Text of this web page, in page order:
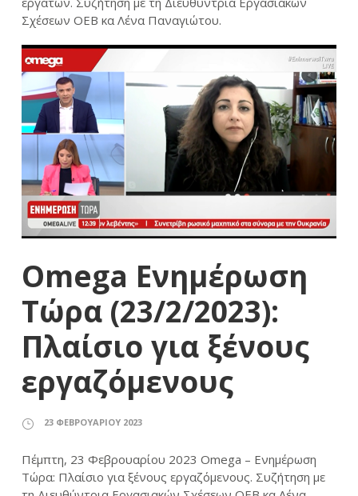
Σχέσεων ΟΕΒ κα Λένα Παναγιώτου.
Omega Ενημέρωση
Τώρα (23/2/2023):
Πλαίσιο για ξένους
εργαζόμενους
23 ΦΕΒΡΟΥΑΡΊΟΥ 2023
Πέμπτη, 23 Φεβρουαρίου 2023 Omega – Ενημέρωση
Τώρα: Πλαίσιο για ξένους εργαζόμενους. Συζήτηση με